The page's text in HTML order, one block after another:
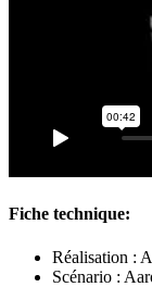
Fiche technique:
Réalisation :
Scénario :